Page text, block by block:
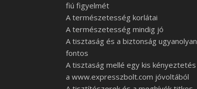
fiú figyelmét
A természetesség korlátai
A természetesség mindig jó
A tisztaság és a biztonság ugyanolyan
fontos
A tisztaság mellé egy kis kényeztetés
a www.expresszbolt.com jóvoltából